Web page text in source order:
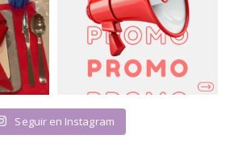
Seguir en Instagram